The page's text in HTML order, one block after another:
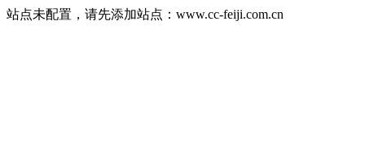
站点未配置，请先添加站点：www.cc-feiji.com.cn